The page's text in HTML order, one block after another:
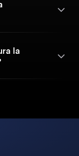
la